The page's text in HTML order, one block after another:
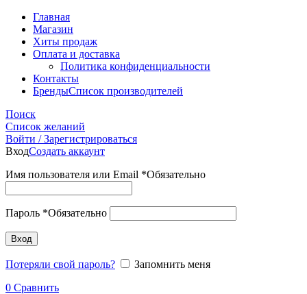
Главная
Магазин
Хиты продаж
Оплата и доставка
Политика конфиденциальности
Контакты
БрендыСписок производителей
Поиск
Список желаний
Войти / Зарегистрироваться
ВходСоздать аккаунт
Имя пользователя или Email *Обязательно
Пароль *Обязательно
Вход
Потеряли свой пароль?
Запомнить меня
0 Сравнить